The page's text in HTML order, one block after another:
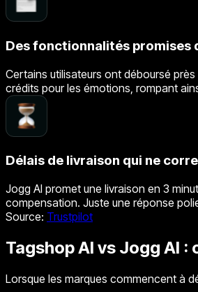
Des fonctionnalités promises
Certains utilisateurs ont déboursé
crédits pour les émotions, rompant
Délais de livraison qui ne
Jogg AI promet une livraison en 3
compensation. Juste une réponse
Source: Trustpilot
Tagshop AI vs Jogg AI
Lorsque les marques commencent à